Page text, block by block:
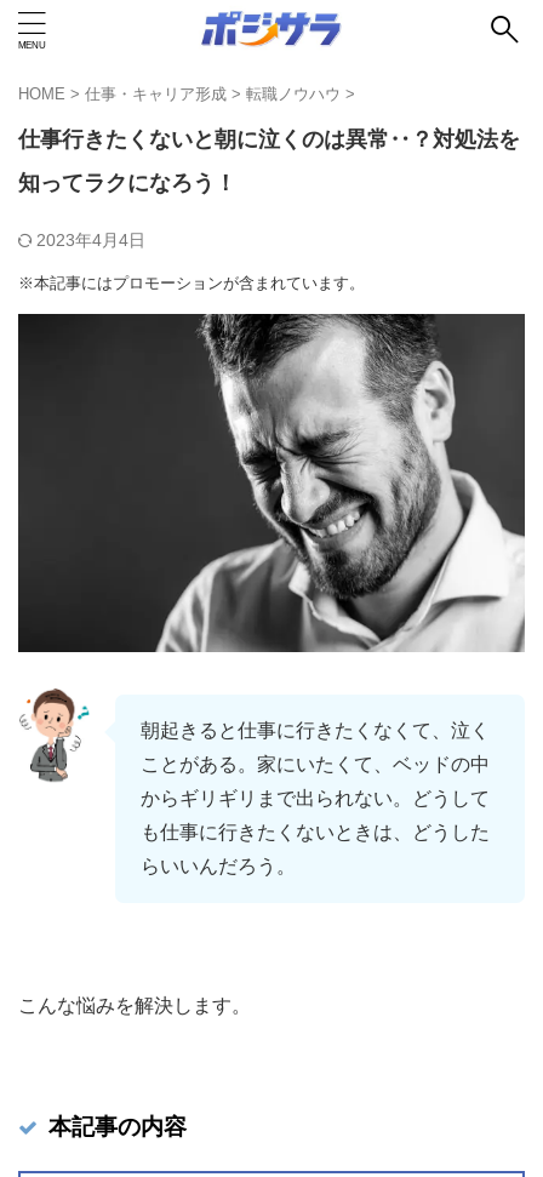
HOME > 仕事・キャリア形成 > 転職ノウハウ >
仕事行きたくないと朝に泣くのは異常‥？対処法を
知ってラクになろう！
2023年4月4日
※本記事にはプロモーションが含まれています。
朝起きると仕事に行きたくなくて、泣く
ことがある。家にいたくて、ベッドの中
からギリギリまで出られない。どうして
も仕事に行きたくないときは、どうした
らいいんだろう。
こんな悩みを解決します。
本記事の内容